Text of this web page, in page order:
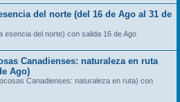
del norte (del 16 de Ago al 31 de
esencia del norte) con salida 16 de Ago
Canadienses: naturaleza en ruta
Ago)
Canadienses: naturaleza en ruta) con